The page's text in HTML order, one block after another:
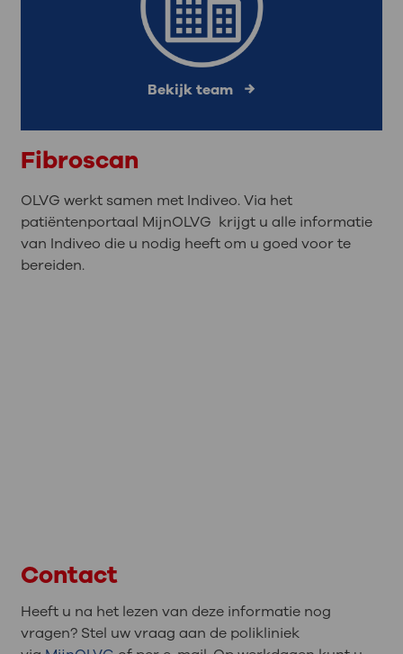
Bekijk team
Fibroscan
OLVG werkt samen met Indiveo. Via het
patiëntenportaal MijnOLVG krijgt u alle informatie
van Indiveo die u nodig heeft om u goed voor te
bereiden.
Contact
Heeft u na het lezen van deze informatie nog
vragen? Stel uw vraag aan de polikliniek